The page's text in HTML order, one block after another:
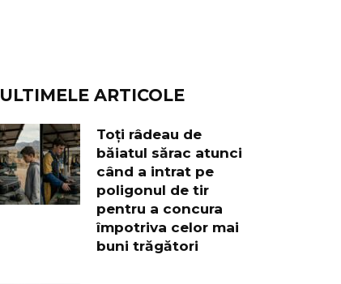
ULTIMELE ARTICOLE
Toți râdeau de
băiatul sărac atunci
când a intrat pe
poligonul de tir
pentru a concura
împotriva celor mai
buni trăgători